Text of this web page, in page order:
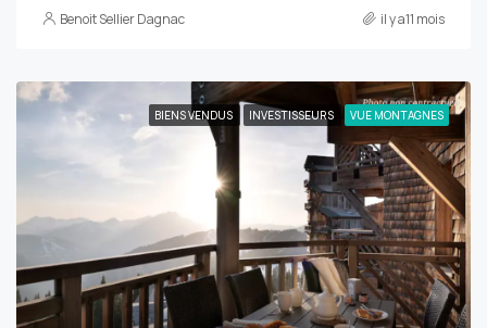
Benoit Sellier Dagnac il y a11 mois
BIENS VENDUS INVESTISSEURS VUE MONTAGNES